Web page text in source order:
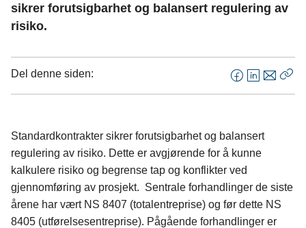
sikrer forutsigbarhet og balansert regulering av
risiko.
Del denne siden:
F
e
b
o
L
k
e
d
E
o
Standardkontrakter sikrer forutsigbarhet og balansert
regulering av risiko. Dette er avgjørende for å kunne
kalkulere risiko og begrense tap og konflikter ved
gjennomføring av prosjekt. Sentrale forhandlinger de siste
årene har vært NS 8407 (totalentreprise) og før dette NS
8405 (utførelsesentreprise). Pågående forhandlinger er